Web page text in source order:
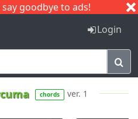
goodbye to ads!
I J
Login
chords ver. 1